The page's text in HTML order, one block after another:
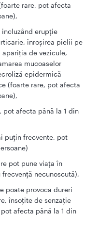
rare, pot afecta
erupţie
înroşirea pielii pe
de vezicule,
mucoaselor
epidermică
(foarte rare, pot afecta
afecta până la 1 din
puțin frecvente, pot
pot pune viaţa în
necunoscută),
poate provoca dureri
însoţite de senzaţie
afecta până la 1 din